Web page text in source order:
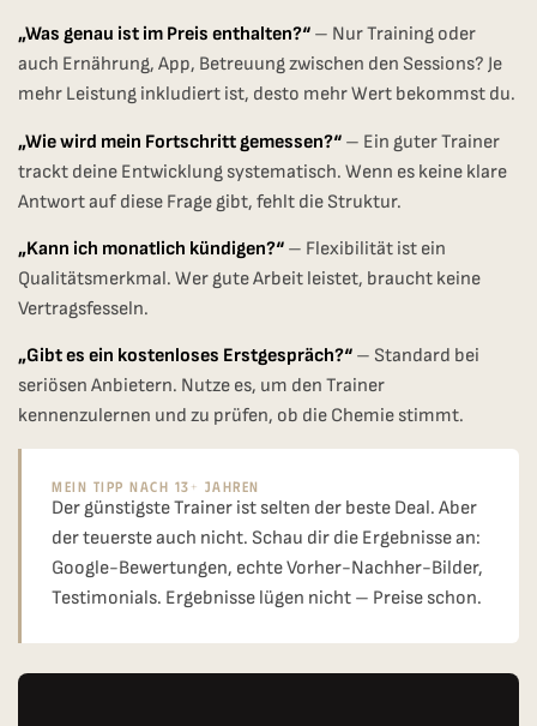
„Was genau ist im Preis enthalten?“ – Nur Training oder
auch Ernährung, App, Betreuung zwischen den Sessions? Je
mehr Leistung inkludiert ist, desto mehr Wert bekommst du.
„Wie wird mein Fortschritt gemessen?“ – Ein guter Trainer
trackt deine Entwicklung systematisch. Wenn es keine klare
Antwort auf diese Frage gibt, fehlt die Struktur.
„Kann ich monatlich kündigen?“ – Flexibilität ist ein
Qualitätsmerkmal. Wer gute Arbeit leistet, braucht keine
Vertragsfesseln.
„Gibt es ein kostenloses Erstgespräch?“ – Standard bei
seriösen Anbietern. Nutze es, um den Trainer
kennenzulernen und zu prüfen, ob die Chemie stimmt.
Mein Tipp Nach 13+ Jahren
Der günstigste Trainer ist selten der beste Deal. Aber
der teuerste auch nicht. Schau dir die Ergebnisse an:
Google-Bewertungen, echte Vorher-Nachher-Bilder,
Testimonials. Ergebnisse lügen nicht – Preise schon.